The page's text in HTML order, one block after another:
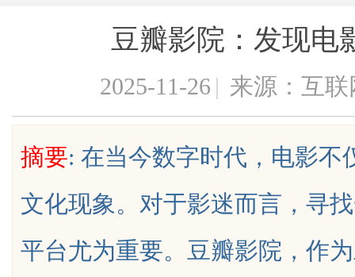
豆瓣影院：发现电
2025-11-26 | 来源：互联
摘要: 在当今数字时代，电影不
文化现象。对于影迷而言，寻
平台尤为重要。豆瓣影院，作
辨识度